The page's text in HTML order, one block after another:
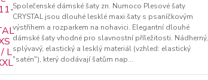
Společenské dámské šaty zn. Numoco Plesové šaty
CRYSTAL jsou dlouhé lesklé maxi šaty s psaníčkovým
výstřihem a rozparkem na nohavici. Elegantní dlouhé
dámské šaty vhodné pro slavnostní příležitosti. Nádherný,
splývavý, elastický a lesklý materiál (vzhled: elastický
"satén"), který dodávají šatům nap...